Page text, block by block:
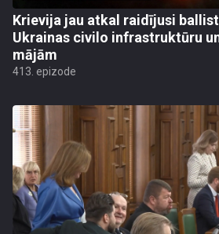
Krievija jau atkal raidījusi
Ukrainas civilo infrastruktūru
mājām
413. epizode